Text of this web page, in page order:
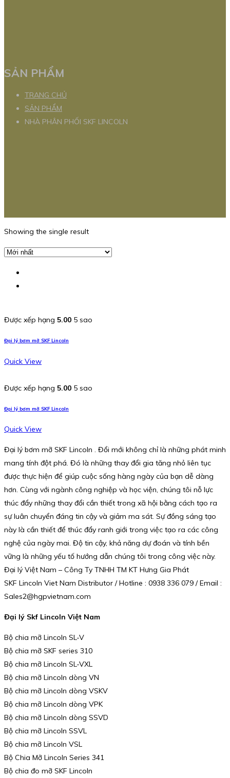
SẢN PHẨM
TRANG CHỦ
SẢN PHẨM
NHÀ PHÂN PHỐI SKF LINCOLN
Showing the single result
Được xếp hạng 5.00 5 sao
Đại lý bơm mỡ SKF Lincoln
Quick View
Được xếp hạng 5.00 5 sao
Đại lý bơm mỡ SKF Lincoln
Quick View
Đại lý bơm mỡ SKF Lincoln . Đổi mới không chỉ là những phát minh
mang tính đột phá. Đó là những thay đổi gia tăng nhỏ liên tục
được thực hiện để giúp cuộc sống hàng ngày của bạn dễ dàng
hơn. Cùng với ngành công nghiệp và học viện, chúng tôi nỗ lực
thúc đẩy những thay đổi cần thiết trong xã hội bằng cách tạo ra
sự luân chuyển đáng tin cậy và giảm ma sát. Sự đồng sáng tạo
này là cần thiết để thúc đẩy ranh giới trong việc tạo ra các công
nghệ của ngày mai. Độ tin cậy, khả năng dự đoán và tính bền
vững là những yếu tố hướng dẫn chúng tôi trong công việc này.
Đại lý Việt Nam – Công Ty TNHH TM KT Hưng Gia Phát
SKF Lincoln Viet Nam Distributor / Hotline : 0938 336 079 / Email :
Sales2@hgpvietnam.com
Đại lý Skf Lincoln Việt Nam
Bộ chia mỡ Lincoln SL-V
Bộ chia mỡ SKF series 310
Bộ chia mỡ Lincoln SL-VXL
Bộ chia mỡ Lincoln dòng VN
Bộ chia mỡ Lincoln dòng VSKV
Bộ chia mỡ Lincoln dòng VPK
Bộ chia mỡ Lincoln dòng SSVD
Bộ chia mỡ Lincoln SSVL
Bộ chia mỡ Lincoln VSL
Bộ Chia Mỡ Lincoln Series 341
Bộ chia đo mỡ SKF Lincoln